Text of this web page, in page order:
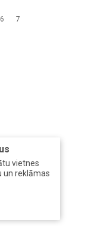
vietnes
un reklāmas
6 7